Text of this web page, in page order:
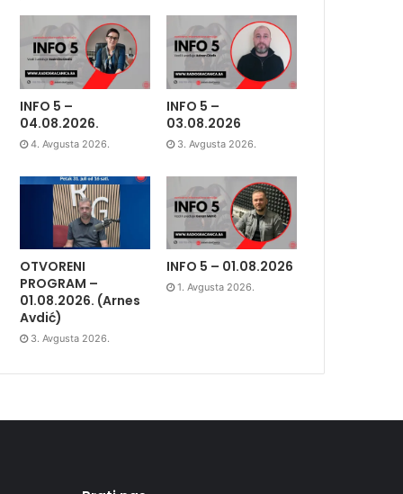
INFO 5 –
04.08.2026.
4. Avgusta 2026.
INFO 5 –
03.08.2026
3. Avgusta 2026.
OTVORENI
PROGRAM –
01.08.2026. (Arnes
Avdić)
3. Avgusta 2026.
INFO 5 – 01.08.2026
1. Avgusta 2026.